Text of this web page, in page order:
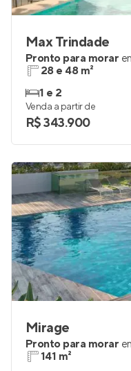
Max Trindade
Pronto para morar
28 e 48 m²
1 e 2
Venda a partir de
R$ 343.900
Mirage
Pronto para morar
141 m²